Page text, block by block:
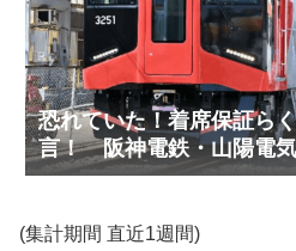
恐れていた！着席保証ら
言！ 阪神電鉄・山陽電
測(2027年3月予定)
(集計期間 直近1週間)